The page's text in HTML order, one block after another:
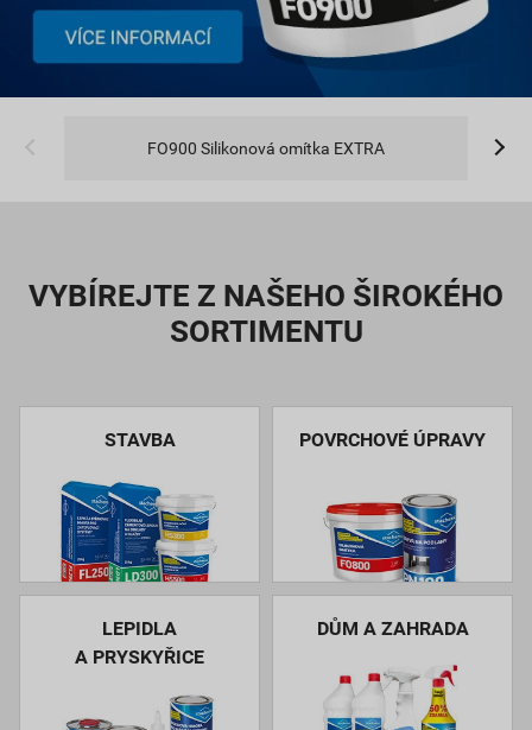
FO900 Silikonová omítka EXTRA
VYBÍREJTE Z NAŠEHO ŠIROKÉHO
SORTIMENTU
STAVBA POVRCHOVÉ ÚPRAVY
LEPIDLA
A PRYSKYŘICE
DŮM A ZAHRADA